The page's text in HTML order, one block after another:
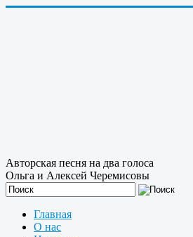
Авторская песня на два голоса
Ольга и Алексей Черемисовы
Главная
О нас